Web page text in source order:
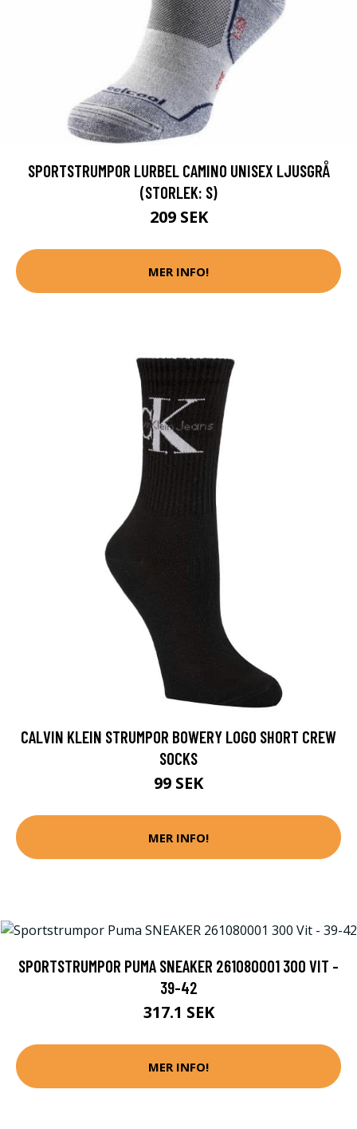
SPORTSTRUMPOR LURBEL CAMINO UNISEX LJUSGRÅ
(STORLEK: S)
209 SEK
MER INFO!
CALVIN KLEIN STRUMPOR BOWERY LOGO SHORT CREW
SOCKS
99 SEK
MER INFO!
SPORTSTRUMPOR PUMA SNEAKER 261080001 300 VIT -
39-42
317.1 SEK
MER INFO!